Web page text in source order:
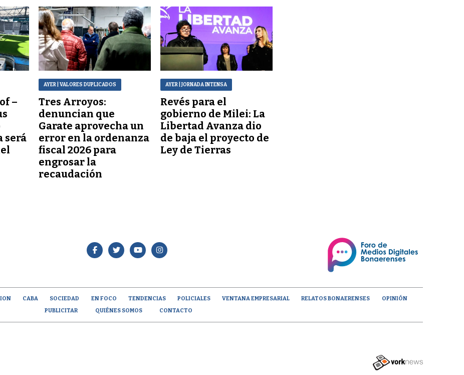
–
será
AYER | VALORES DUPLICADOS
Tres Arroyos:
denuncian que
Garate aprovecha un
error en la ordenanza
fiscal 2026 para
engrosar la
recaudación
AYER | JORNADA INTENSA
Revés para el
gobierno de Milei: La
Libertad Avanza dio
de baja el proyecto de
Ley de Tierras
CABA SOCIEDAD EN FOCO TENDENCIAS POLICIALES VENTANA EMPRESARIAL RELATOS BONAERENSES
OPINIÓN
PUBLICITAR
QUIÉNES SOMOS CONTACTO